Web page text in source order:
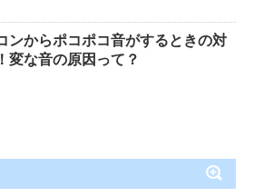
ンからポコポコ音がするときの対
変な音の原因って？